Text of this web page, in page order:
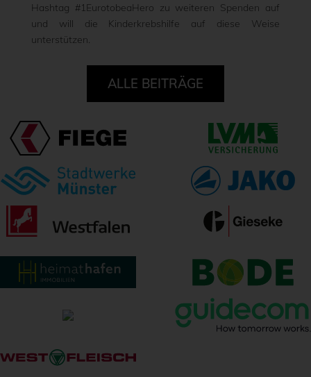
Hashtag #1EurotobeaHero zu weiteren Spenden auf
und will die Kinderkrebshilfe auf diese Weise
unterstützen.
ALLE BEITRÄGE